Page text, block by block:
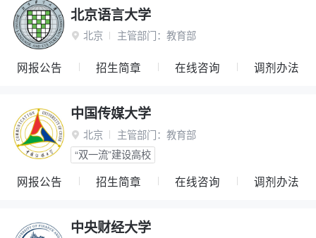
北京语言大学
 北京 主管部门： 教育部
网报公告 招生简章 在线咨询 调剂办法
中国传媒大学
 北京 主管部门： 教育部
“双一流”建设高校
网报公告 招生简章 在线咨询 调剂办法
中央财经大学